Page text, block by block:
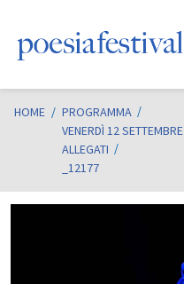
HOME / PROGRAMMA
VENERDÌ 12 SETTEMBRE
ALLEGATI
_12177